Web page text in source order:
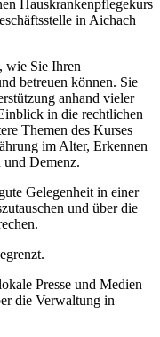
Hauskrankenpflegekurs
in Aichach
wie Sie Ihren
betreuen können. Sie
anhand vieler
in die rechtlichen
Themen des Kurses
im Alter, Erkennen
Demenz.
Gelegenheit in einer
und über die
Presse und Medien
die Verwaltung in